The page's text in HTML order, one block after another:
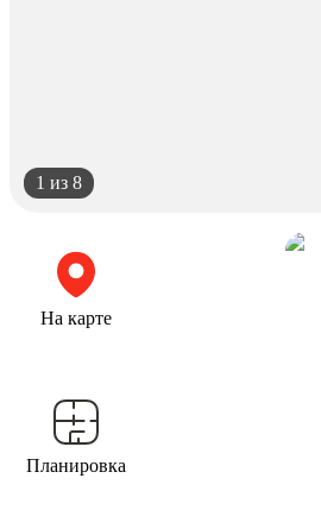
1 из 8
На карте
Планировка